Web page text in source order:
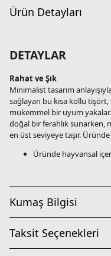
Ürün Detayları
DETAYLAR
Rahat ve Şık
Minimalist tasarım
sağlayan bu kısa kollu
mükemmel bir uyum
doğal bir ferahlık
en üst seviyeye taşır.
Üründe hayvansal
Kumaş Bilgisi
Taksit Seçenekleri